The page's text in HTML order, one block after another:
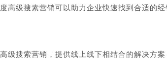
高级搜素营销可以助力企业快速找到合适的
级搜索营销，提供线上线下相结合的解决方